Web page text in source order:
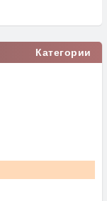
Категории